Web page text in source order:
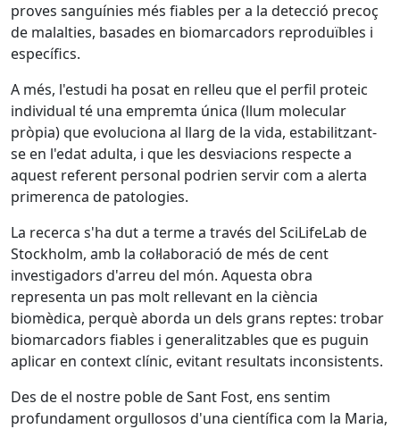
proves sanguínies més fiables per a la detecció precoç
de malalties, basades en biomarcadors reproduïbles i
específics.
A més, l'estudi ha posat en relleu que el perfil proteic
individual té una empremta única (llum molecular
pròpia) que evoluciona al llarg de la vida, estabilitzant-
se en l'edat adulta, i que les desviacions respecte a
aquest referent personal podrien servir com a alerta
primerenca de patologies.
La recerca s'ha dut a terme a través del SciLifeLab de
Stockholm, amb la col·laboració de més de cent
investigadors d'arreu del món. Aquesta obra
representa un pas molt rellevant en la ciència
biomèdica, perquè aborda un dels grans reptes: trobar
biomarcadors fiables i generalitzables que es puguin
aplicar en context clínic, evitant resultats inconsistents.
Des de el nostre poble de Sant Fost, ens sentim
profundament orgullosos d'una científica com la Maria,